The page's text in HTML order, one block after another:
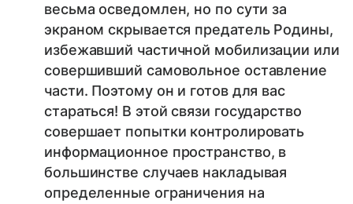
весьма осведомлен, но по сути за
экраном скрывается предатель Родины,
избежавший частичной мобилизации или
совершивший самовольное оставление
части. Поэтому он и готов для вас
стараться! В этой связи государство
совершает попытки контролировать
информационное пространство, в
большинстве случаев накладывая
определенные ограничения на